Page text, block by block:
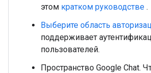
этом кратком руководстве .
Выберите область
поддерживает
пользователей.
Пространство Google Chat.